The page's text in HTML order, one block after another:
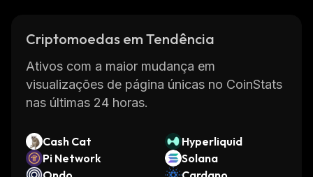
Criptomoedas em Tendência
Ativos com a maior mudança em
visualizações de página únicas no CoinStats
nas últimas 24 horas.
Cash Cat
Hyperliquid
Pi Network
Solana